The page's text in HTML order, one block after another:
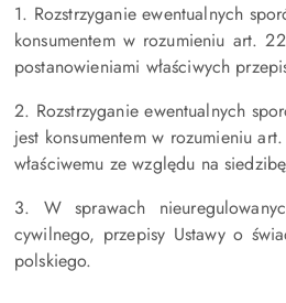
1. Rozstrzyganie ewentualnych
konsumentem w rozumieniu art.
postanowieniami właściwych
2. Rozstrzyganie ewentualnych
jest konsumentem w rozumieniu
właściwemu ze względu na
3. W sprawach
cywilnego, przepisy Ustawy o
polskiego.